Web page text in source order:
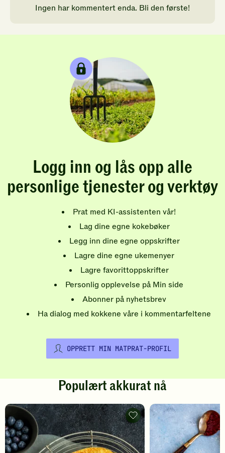
Ingen har kommentert enda. Bli den første!
Logg inn og lås opp alle
personlige tjenester og verktøy
Prat med KI-assistenten vår!
Lag dine egne kokebøker
Legg inn dine egne oppskrifter
Lagre dine egne ukemenyer
Lagre favorittoppskrifter
Personlig opplevelse på Min side
Abonner på nyhetsbrev
Ha dialog med kokkene våre i kommentarfeltene
OPPRETT MIN MATPRAT-PROFIL
Populært akkurat nå
Pannekaker
-
legg
til
favoritter